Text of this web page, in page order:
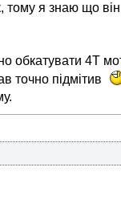
тому я знаю що
обкатувати 4Т
точно підмітив